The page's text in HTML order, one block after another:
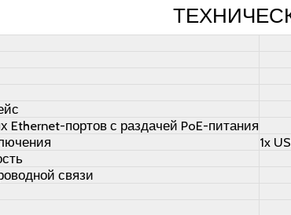
Ethernet-портов с раздачей PoE-питания
1x
связи